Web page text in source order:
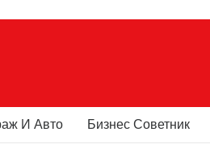
И Авто Бизнес Советник